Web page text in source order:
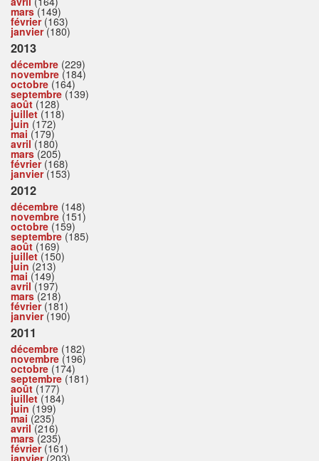
mars(149)
février(163)
janvier(180)
2013
décembre (229)
novembre (184)
octobre (164)
septembre (139)
août (128)
juillet(118)
juin (172)
mai (179)
avril(180)
mars(205)
février(168)
janvier(153)
2012
décembre (148)
novembre (151)
octobre (159)
septembre (185)
août (169)
juillet(150)
juin (213)
mai (149)
avril(197)
mars(218)
février(181)
janvier(190)
2011
décembre (182)
novembre (196)
octobre (174)
septembre (181)
août (177)
juillet(184)
juin (199)
mai (235)
avril(216)
mars(235)
février(161)
janvier(203)